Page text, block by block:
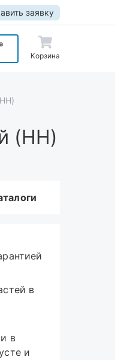
заявку
Корзина
(НН)
в
в
и